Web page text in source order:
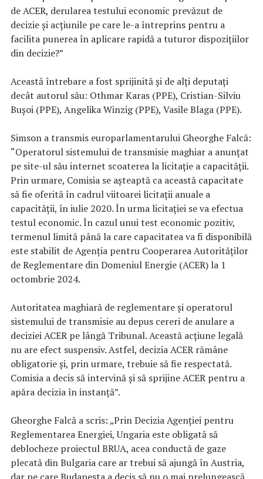
de ACER, derularea testului economic prevăzut de
decizie și acțiunile pe care le-a întreprins pentru a
facilita punerea în aplicare rapidă a tuturor dispozițiilor
din decizie?”
Această întrebare a fost sprijinită şi de alți deputați
decât autorul său: Othmar Karas (PPE), Cristian-Silviu
Buşoi (PPE), Angelika Winzig (PPE), Vasile Blaga (PPE).
Simson a transmis europarlamentarului Gheorghe Falcă:
“Operatorul sistemului de transmisie maghiar a anunțat
pe site-ul său internet scoaterea la licitație a capacității.
Prin urmare, Comisia se așteaptă ca această capacitate
să fie oferită în cadrul viitoarei licitații anuale a
capacității, în iulie 2020. În urma licitației se va efectua
testul economic. În cazul unui test economic pozitiv,
termenul limită până la care capacitatea va fi disponibilă
este stabilit de Agenția pentru Cooperarea Autorităților
de Reglementare din Domeniul Energie (ACER) la 1
octombrie 2024.
Autoritatea maghiară de reglementare și operatorul
sistemului de transmisie au depus cereri de anulare a
deciziei ACER pe lângă Tribunal. Această acțiune legală
nu are efect suspensiv. Astfel, decizia ACER rămâne
obligatorie și, prin urmare, trebuie să fie respectată.
Comisia a decis să intervină și să sprijine ACER pentru a
apăra decizia în instanță”.
Gheorghe Falcă a scris: „Prin Decizia Agenției pentru
Reglementarea Energiei, Ungaria este obligată să
deblocheze proiectul BRUA, acea conductă de gaze
plecată din Bulgaria care ar trebui să ajungă în Austria,